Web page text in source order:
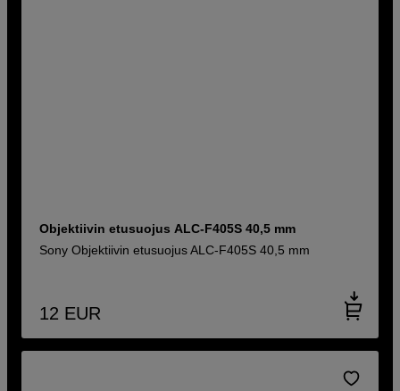
Objektiivin etusuojus ALC-F405S 40,5 mm
Sony Objektiivin etusuojus ALC-F405S 40,5 mm
12 EUR